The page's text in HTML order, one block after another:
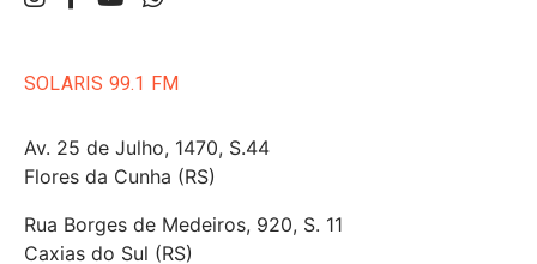
SOLARIS 99.1 FM
Av. 25 de Julho, 1470, S.44
Flores da Cunha (RS)
Rua Borges de Medeiros, 920, S. 11
Caxias do Sul (RS)